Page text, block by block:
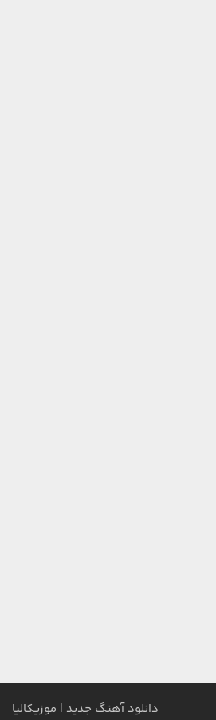
دانلود آهنگ جدید | موزیکالیا